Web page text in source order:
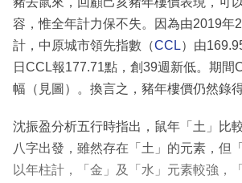
容，惟全年計力保不失。因為由2019年
計，中原城市領先指數（CCL）由
日CCL報177.71點，創39週新低。期間
幅（見圖）。換言之，豬年樓價仍然錄得
沈振盈分析五行時指出，鼠年「土」比
八字出發，雖然存在「土」的元素，但
以年柱計，「金」及「水」元素較強，